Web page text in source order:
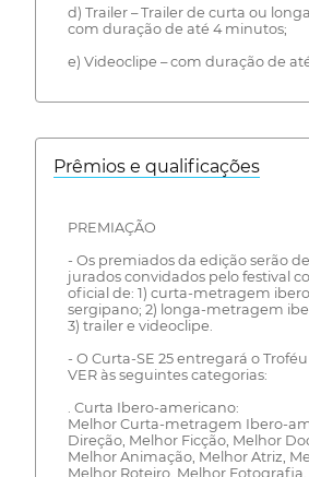
d) Trailer – Trailer de curta ou
com duração de até 4 minutos;
e) Videoclipe – com duração de
Prêmios e qualificações
PREMIAÇÃO
- Os premiados da edição serão
jurados convidados pelo festival
oficial de: 1) curta-metragem
sergipano; 2) longa-metragem
3) trailer e videoclipe.
- O Curta-SE 25 entregará o Troféu
VER às seguintes categorias:
. Curta Ibero-americano:
Melhor Curta-metragem Ibero-
Direção, Melhor Ficção, Melhor
Melhor Animação, Melhor Atriz,
Melhor Roteiro, Melhor